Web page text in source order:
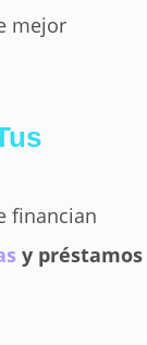
mejor
financian
y préstamos